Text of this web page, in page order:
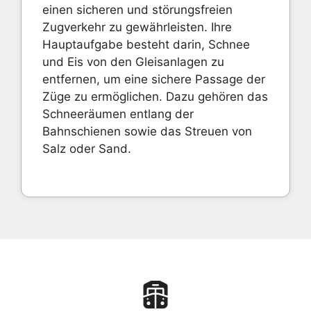
einen sicheren und störungsfreien
Zugverkehr zu gewährleisten. Ihre
Hauptaufgabe besteht darin, Schnee
und Eis von den Gleisanlagen zu
entfernen, um eine sichere Passage der
Züge zu ermöglichen. Dazu gehören das
Schneeräumen entlang der
Bahnschienen sowie das Streuen von
Salz oder Sand.